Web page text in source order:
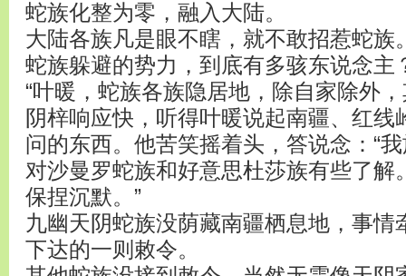
蛇族化整为零，融入大陆。
大陆各族凡是眼不瞎，就不敢招惹蛇族
蛇族躲避的势力，到底有多骇东说念主
“叶暖，蛇族各族隐居地，除自家除外
阴梓响应快，听得叶暖说起南疆、红线
问的东西。他苦笑摇着头，答说念：“
对沙曼罗蛇族和好意思杜莎族有些了解
保捏沉默。”
九幽天阴蛇族没荫藏南疆栖息地，事情
下达的一则敕令。